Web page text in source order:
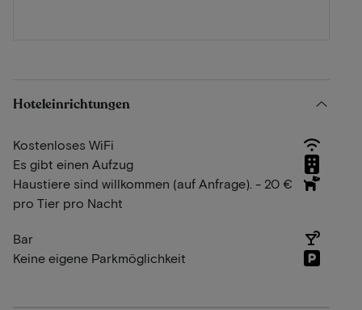
Hoteleinrichtungen
Kostenloses WiFi
Es gibt einen Aufzug
Haustiere sind willkommen (auf Anfrage). - 20 €
pro Tier pro Nacht
Bar
Keine eigene Parkmöglichkeit